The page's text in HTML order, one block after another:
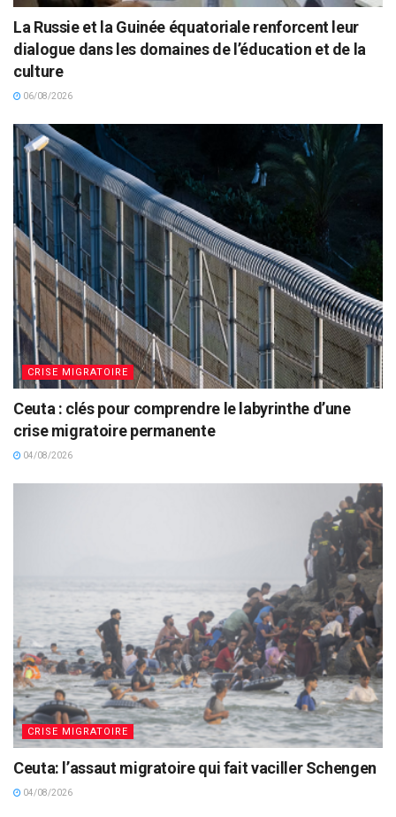
La Russie et la Guinée équatoriale renforcent leur
dialogue dans les domaines de l’éducation et de la
culture
06/08/2026
CRISE MIGRATOIRE
Ceuta : clés pour comprendre le labyrinthe d’une
crise migratoire permanente
04/08/2026
CRISE MIGRATOIRE
Ceuta: l’assaut migratoire qui fait vaciller Schengen
04/08/2026